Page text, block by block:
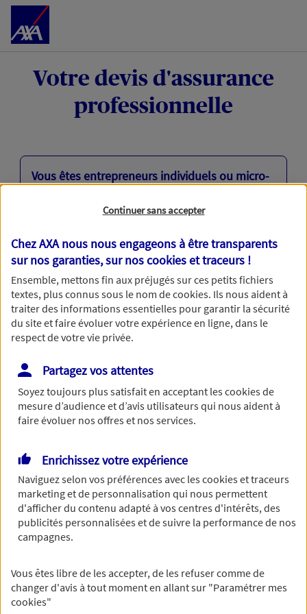
Accéder au Contenu
Votre devis d'assurance
professionnelle
Vous êtes entrepreneurs individuels ou micro-
Mon Pack Entrepreneur assure votre activité
et vous accompagne en cas d’arrêt de travail
(à la suite d'un accident) ou en cas de litige
avec un client ou un fournisseur.
Découvrez votre tarif
Répondez à quelques questions concernant votre
entreprise. Un agent prendra le relai pour vous
aider à choisir les garanties adaptées à votre
situation au meilleur prix
Savez-vous de quels produits
d'assurance professionnelle vous
avez besoin ?
Continuer sans accepter
Chez AXA nous nous engageons à être transparents
sur nos garanties, sur noscookies et traceurs !
Ensemble, mettons fin aux préjugés sur ces petits fichiers
textes, plus connus sous le nom decookies. Ils nous aident à
traiter des informations essentielles pour garantir la sécurité
du site et faire évoluer votre expérience en ligne, dans le
respect de votre vie privée.
Partagez vos attentes
Soyez toujours plus satisfait en acceptant lescookiesde
mesure d’audience et d’avis utilisateurs qui nous aident à
faire évoluer nos offres et nos services.
Enrichissez votre expérience
Naviguez selon vos préférences avec lescookies et traceurs
marketing et de personnalisation qui nous permettent
d'afficher du contenu adapté à vos centres d'intérêts, des
publicités personnalisées et de suivre la performance de nos
campagnes.
Vous êtes libre de les accepter, de les refuser comme de
changer d'avis à tout moment en allant sur "Paramétrer mes
cookies"